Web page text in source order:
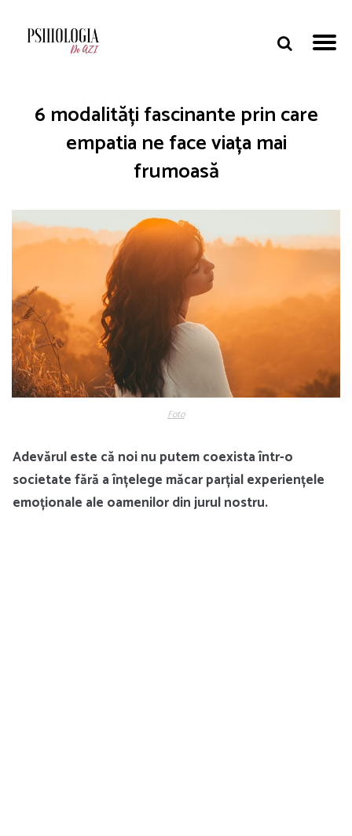
6 modalități fascinante prin care
empatia ne face viața mai
frumoasă
Foto
Adevărul este că noi nu putem coexista într-o
societate fără a înțelege măcar parțial experiențele
emoționale ale oamenilor din jurul nostru.